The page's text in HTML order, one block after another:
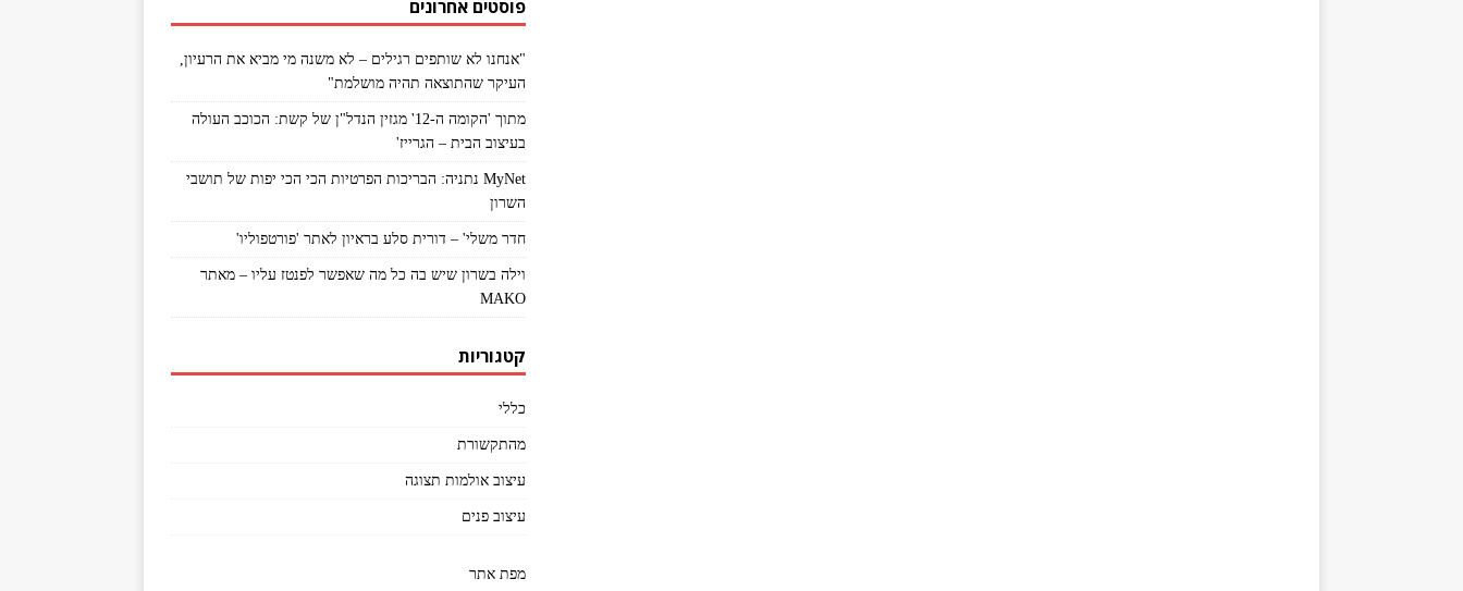
פוסטים אחרונים
"אנחנו לא שותפים רגילים – לא משנה מי מביא את הרעיון,
העיקר שהתוצאה תהיה מושלמת"
מתוך 'הקומה ה-12' מגזין הנדל"ן של קשת: הכוכב העולה
בעיצוב הבית – הגרייז'
MyNet נתניה: הבריכות הפרטיות הכי הכי יפות של תושבי
השרון
חדר משלי' – דורית סלע בראיון לאתר 'פורטפוליו'
וילה בשרון שיש בה כל מה שאפשר לפנטז עליו – מאתר
MAKO
קטגוריות
כללי
מהתקשורת
עיצוב אולמות תצוגה
עיצוב פנים
מפת אתר